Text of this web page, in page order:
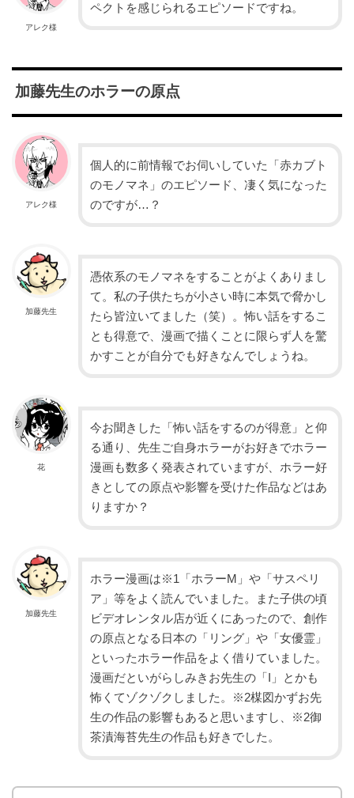
アレク様
ペクトを感じられるエピソードですね。
加藤先生のホラーの原点
アレク様
個人的に前情報でお伺いしていた「赤カブト
のモノマネ」のエピソード、凄く気になった
のですが…？
加藤先生
憑依系のモノマネをすることがよくありまし
て。私の子供たちが小さい時に本気で脅かし
たら皆泣いてました（笑）。怖い話をするこ
とも得意で、漫画で描くことに限らず人を驚
かすことが自分でも好きなんでしょうね。
花
今お聞きした「怖い話をするのが得意」と仰
る通り、先生ご自身ホラーがお好きでホラー
漫画も数多く発表されていますが、ホラー好
きとしての原点や影響を受けた作品などはあ
りますか？
加藤先生
ホラー漫画は※1「ホラーM」や「サスペリ
ア」等をよく読んでいました。また子供の頃
ビデオレンタル店が近くにあったので、創作
の原点となる日本の「リング」や「女優霊」
といったホラー作品をよく借りていました。
漫画だといがらしみきお先生の「I」とかも
怖くてゾクゾクしました。※2楳図かずお先
生の作品の影響もあると思いますし、※2御
茶漬海苔先生の作品も好きでした。